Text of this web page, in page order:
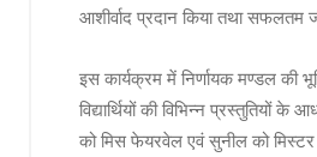
आशीर्वाद प्रदान किया तथा सफलतम
इस कार्यक्रम में निर्णायक मण्डल की
विद्यार्थियों की विभिन्न प्रस्तुतियों के
को मिस फेयरवेल एवं सुनील को